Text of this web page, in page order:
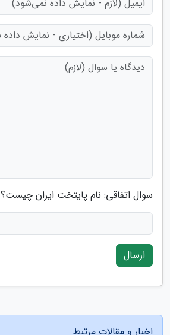
سوال اتفاقی: نام پایتخت ایران چیست؟
ارسال
اخبار و مقالات مرتبط